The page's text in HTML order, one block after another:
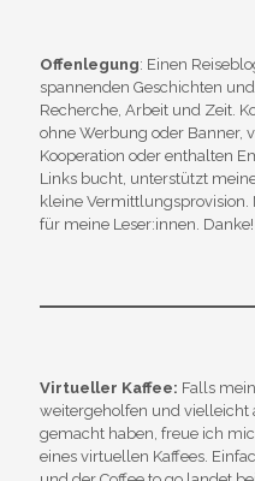
Offenlegung: Einen
spannenden Geschichten
Recherche, Arbeit und Zeit.
ohne Werbung oder Banner,
Kooperation oder enthalten
Links bucht, unterstützt
kleine
für meine Leser:innen. Danke!
Virtueller Kaffee: Falls
weitergeholfen und vielleicht
gemacht haben, freue ich
eines virtuellen Kaffees.